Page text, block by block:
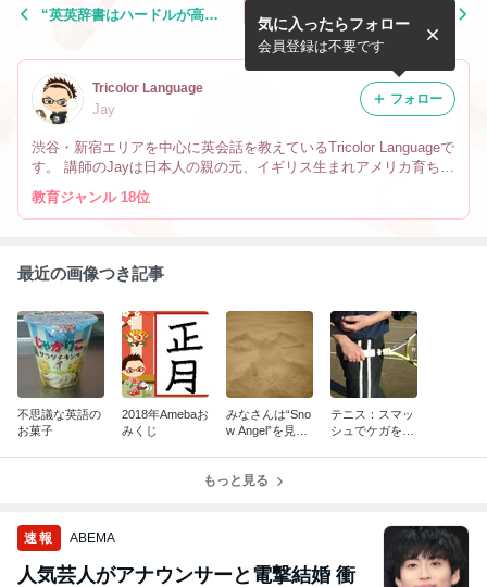
“英英辞書はハードルが高
様子を見る・確認する
Tricolor Language
Jay
渋谷・新宿エリアを中心に英会話を教えているTricolor Languageで
す。 講師のJayは日本人の親の元、イギリス生まれアメリカ育ちで
す。 なので英会話だけでなく、文化や英語の微妙なニュアンスの
違い、海外生活の事も教えています。
気に入ったらフォロー
会員登録は不要です
フォロー
教育ジャンル 18位
最近の画像つき記事
不思議な英語の
お菓子
2018年Amebaお
みくじ
みなさんは“Sno
w Angel”を見た
テニス：スマッ
シュでケガをし
もっと見る
速報 ABEMA
人気芸人がアナウンサーと電撃結婚 衝